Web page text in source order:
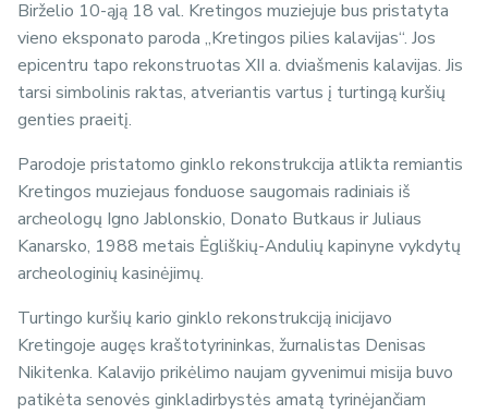
Birželio 10-ąją 18 val. Kretingos muziejuje bus pristatyta
vieno eksponato paroda „Kretingos pilies kalavijas“. Jos
epicentru tapo rekonstruotas XII a. dviašmenis kalavijas. Jis
tarsi simbolinis raktas, atveriantis vartus į turtingą kuršių
genties praeitį.
Parodoje pristatomo ginklo rekonstrukcija atlikta remiantis
Kretingos muziejaus fonduose saugomais radiniais iš
archeologų Igno Jablonskio, Donato Butkaus ir Juliaus
Kanarsko, 1988 metais Ėgliškių-Andulių kapinyne vykdytų
archeologinių kasinėjimų.
Turtingo kuršių kario ginklo rekonstrukciją inicijavo
Kretingoje augęs kraštotyrininkas, žurnalistas Denisas
Nikitenka. Kalavijo prikėlimo naujam gyvenimui misija buvo
patikėta senovės ginkladirbystės amatą tyrinėjančiam